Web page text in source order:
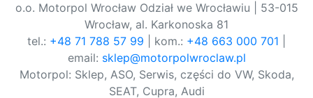
o.o. Motorpol Wrocław Odział we Wrocławiu | 53-015
Wrocław, al. Karkonoska 81
tel.: +48 71 788 57 99 | kom.: +48 663 000 701
email: sklep@motorpolwroclaw.pl
Motorpol: Sklep, ASO, Serwis, części do VW, Skoda,
SEAT, Cupra, Audi